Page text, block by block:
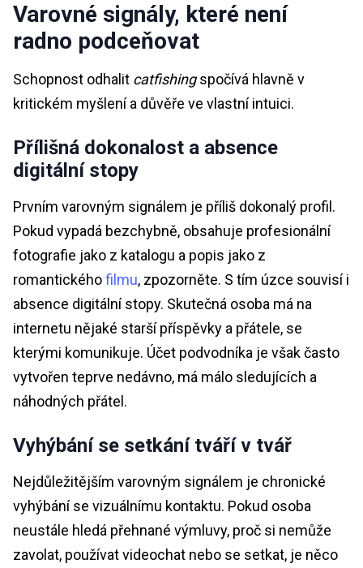
Varovné signály, které není
radno podceňovat
Schopnost odhalit catfishingspočívá hlavně v
kritickém myšlení a důvěře ve vlastní intuici.
Přílišná dokonalost a absence
digitální stopy
Prvním varovným signálem je příliš dokonalý profil.
Pokud vypadá bezchybně, obsahuje profesionální
fotografie jako z katalogu a popis jako z
romantickéhofilmu, zpozorněte. S tím úzce souvisí i
absence digitální stopy. Skutečná osoba má na
internetu nějaké starší příspěvky a přátele, se
kterými komunikuje. Účet podvodníka je však často
vytvořen teprve nedávno, má málo sledujících a
náhodných přátel.
Vyhýbání se setkání tváří v tvář
Nejdůležitějším varovným signálem je chronické
vyhýbání se vizuálnímu kontaktu. Pokud osoba
neustále hledá přehnané výmluvy, proč si nemůže
zavolat, používat videochat nebo se setkat, je něco